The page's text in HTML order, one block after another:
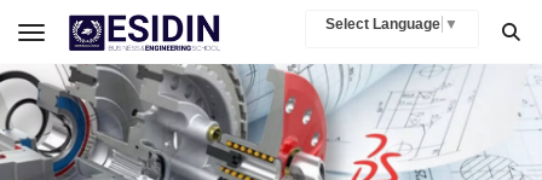
Select Language ▼
Toggle navigation